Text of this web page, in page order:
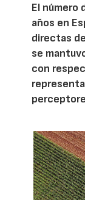
El número
años en
directas
se
con